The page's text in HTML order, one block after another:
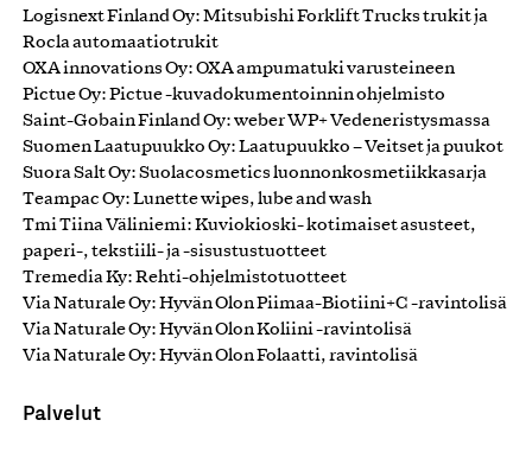
Logisnext Finland Oy: Mitsubishi Forklift Trucks trukit ja
Rocla automaatiotrukit
OXA innovations Oy: OXA ampumatuki varusteineen
Pictue Oy: Pictue -kuvadokumentoinnin ohjelmisto
Saint-Gobain Finland Oy: weber WP+ Vedeneristysmassa
Suomen Laatupuukko Oy: Laatupuukko – Veitset ja puukot
Suora Salt Oy: Suolacosmetics luonnonkosmetiikkasarja
Teampac Oy: Lunette wipes, lube and wash
Tmi Tiina Väliniemi: Kuviokioski- kotimaiset asusteet,
paperi-, tekstiili- ja -sisustustuotteet
Tremedia Ky: Rehti-ohjelmistotuotteet
Via Naturale Oy: Hyvän Olon Piimaa-Biotiini+C -ravintolisä
Via Naturale Oy: Hyvän Olon Koliini -ravintolisä
Via Naturale Oy: Hyvän Olon Folaatti, ravintolisä
Palvelut